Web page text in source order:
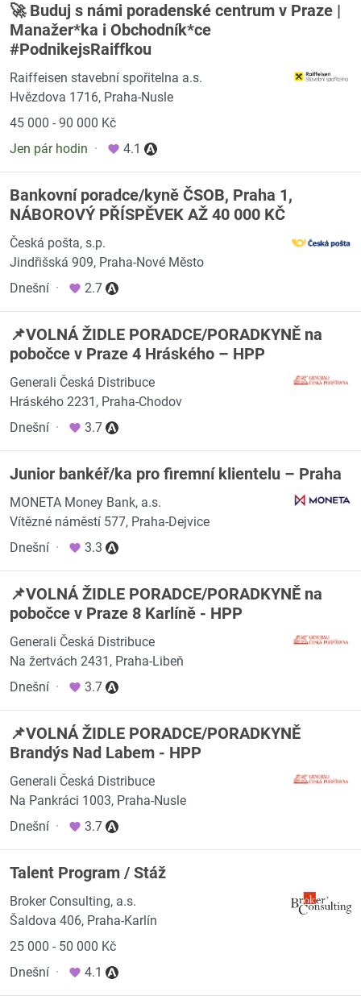
🚀 Buduj s námi poradenské centrum v Praze |
Manažer*ka i Obchodník*ce
#PodnikejsRaiffkou
Raiffeisen stavební spořitelna a.s.
Hvězdova 1716, Praha-Nusle
45 000 - 90 000 Kč
Jen pár hodin · 4.1
Bankovní poradce/kyně ČSOB, Praha 1,
NÁBOROVÝ PŘÍSPĚVEK AŽ 40 000 KČ
Česká pošta, s.p.
Jindřišská 909, Praha-Nové Město
Dnešní · 2.7
📌VOLNÁ ŽIDLE PORADCE/PORADKYNĚ na
pobočce v Praze 4 Hráského – HPP
Generali Česká Distribuce
Hráského 2231, Praha-Chodov
Dnešní · 3.7
Junior bankéř/ka pro firemní klientelu – Praha
MONETA Money Bank, a.s.
Vítězné náměstí 577, Praha-Dejvice
Dnešní · 3.3
📌VOLNÁ ŽIDLE PORADCE/PORADKYNĚ na
pobočce v Praze 8 Karlíně - HPP
Generali Česká Distribuce
Na žertvách 2431, Praha-Libeň
Dnešní · 3.7
📌VOLNÁ ŽIDLE PORADCE/PORADKYNĚ
Brandýs Nad Labem - HPP
Generali Česká Distribuce
Na Pankráci 1003, Praha-Nusle
Dnešní · 3.7
Talent Program / Stáž
Broker Consulting, a.s.
Šaldova 406, Praha-Karlín
25 000 - 50 000 Kč
Dnešní · 4.1